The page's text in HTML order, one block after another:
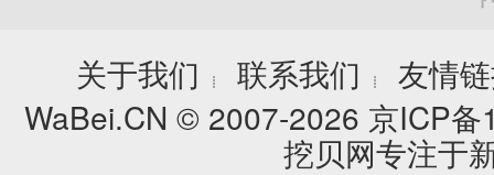
关于我们
┊ 联系我们 ┊
友情
WaBei.CN © 2007-2026 京ICP
挖贝网专注于